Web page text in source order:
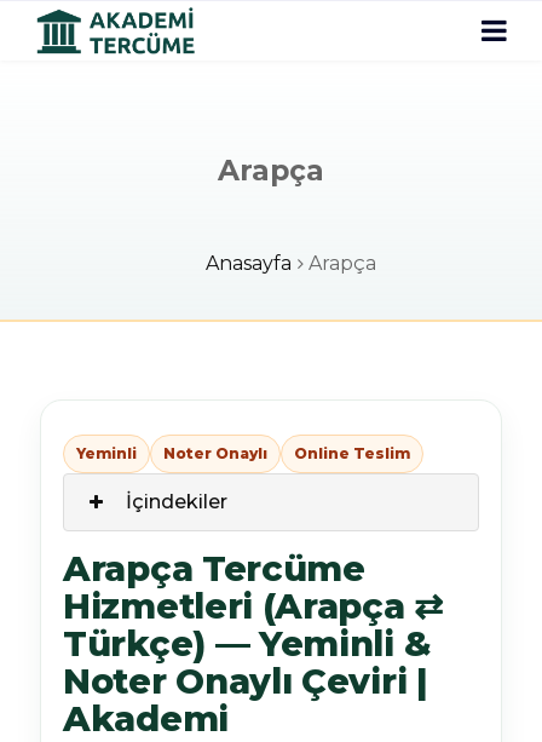
Arapça
Anasayfa Arapça
Yeminli Noter Onaylı Online Teslim
İçindekiler
Arapça Tercüme
Hizmetleri (Arapça ⇄
Türkçe) — Yeminli &
Noter Onaylı Çeviri |
Akademi